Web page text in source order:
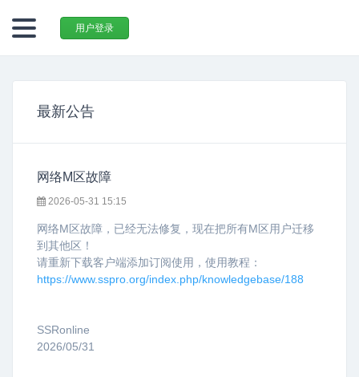
用户登录
最新公告
网络M区故障
2026-05-31 15:15
网络M区故障，已经无法修复，现在把所有M区用户迁移
到其他区！
请重新下载客户端添加订阅使用，使用教程：
https://www.sspro.org/index.php/knowledgebase/188
SSRonline
2026/05/31